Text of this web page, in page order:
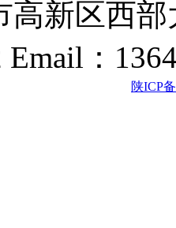
高新区西
Email：
陕ICP